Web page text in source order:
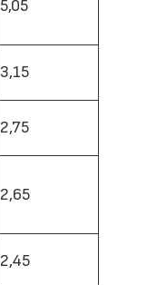
5,05
3,15
2,75
2,65
2,45